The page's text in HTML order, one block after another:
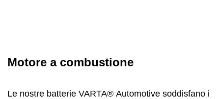
Motore a combustione
Le nostre batterie VARTA® Automotive soddisfano i